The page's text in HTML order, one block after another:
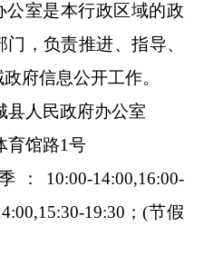
公室是本行政区域的政
，负责推进、指导、
府信息公开工作。
县人民政府办公室
育馆路1号
： 10:00-14:00,16:00-
:00,15:30-19:30； (节假